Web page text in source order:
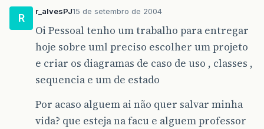
R
r_alvesPJ15 de setembro de 2004
Oi Pessoal tenho um trabalho para entregar
hoje sobre uml preciso escolher um projeto
e criar os diagramas de caso de uso , classes ,
sequencia e um de estado
Por acaso alguem ai não quer salvar minha
vida? que esteja na facu e alguem professor